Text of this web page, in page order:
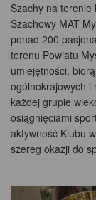
Szachy na terenie
Szachowy MAT
ponad 200
terenu Powiatu
umiejętności,
ogólnokrajowych i
każdej grupie
osiągnięciami
aktywność Klubu
szereg okazji do